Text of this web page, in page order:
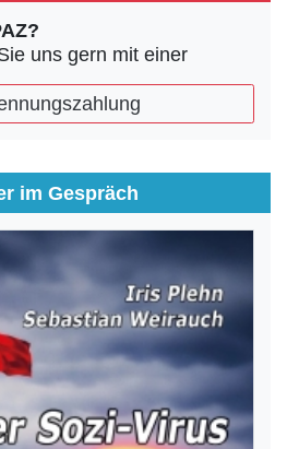
uns gern mit einer
im Gespräch